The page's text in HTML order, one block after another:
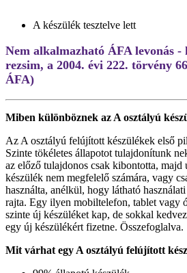
A készülék tesztelve lett
Nem alkalmazható ÁFA levonás -
rezsim, a 2004. évi 222. törvény
ÁFA)
Miben különböznek az A osztályú
Az A osztályú felújított készülékek első
Szinte tökéletes állapotot tulajdonítunk
az előző tulajdonos csak kibontotta, majd
készülék nem megfelelő számára, vagy
használta, anélkül, hogy látható
rajta. Egy ilyen mobiltelefon, tablet vagy
szinte új készüléket kap, de sokkal
egy új készülékért fizetne. Összefoglalva.
Mit várhat egy A osztályú felújított